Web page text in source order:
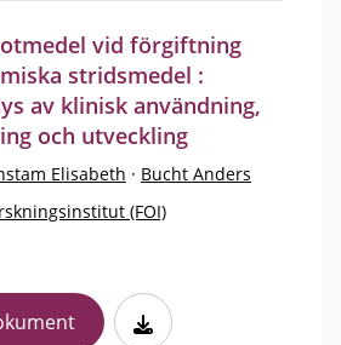
vid förgiftning
stridsmedel :
av klinisk användning,
och utveckling
Elisabeth · Bucht Anders
(FOI)